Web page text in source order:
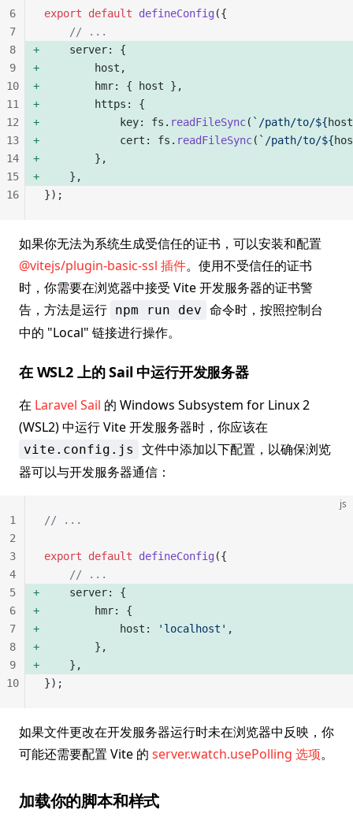
export default defineConfig ({
    // ...
    server: {
        host,
        hmr: { host },
        https: {
            key: fs.
readFileSync( `/path/to/${host
            cert: fs.
readFileSync( `/path/to/${
        },
    },
});
6
7
8
9
10
11
12
13
14
15
16
如果你无法为系统生成受信任的证书，可以安装和配置
@vitejs/plugin-basic-ssl 插件。使用不受信任的证书
时，你需要在浏览器中接受 Vite 开发服务器的证书警
告，方法是运行 npm run dev 命令时，按照控制台
中的 "Local" 链接进行操作。
在 WSL2 上的 Sail 中运行开发服务器
在 Laravel Sail 的 Windows Subsystem for Linux 2
(WSL2) 中运行 Vite 开发服务器时，你应该在
vite.config.js
文件中添加以下配置，以确保浏览
器可以与开发服务器通信：
js
// ...
export default defineConfig ({
    // ...
    server: {
        hmr: {
            host:
'localhost' ,
        },
    },
});
1
2
3
4
5
6
7
8
9
10
如果文件更改在开发服务器运行时未在浏览器中反映，你
可能还需要配置 Vite 的 server.watch.usePolling 选项。
加载你的脚本和样式